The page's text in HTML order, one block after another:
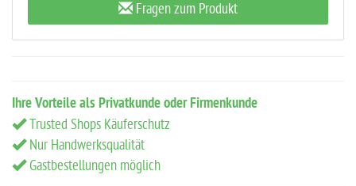
Fragen zum Produkt
Ihre Vorteile als Privatkunde oder Firmenkunde
Trusted Shops Käuferschutz
Nur Handwerksqualität
Gastbestellungen möglich